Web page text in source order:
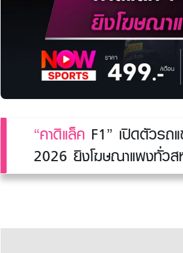
“คาดิแล็ค F1” เปิดตัวรถ
2026 ยิงโฆษณาแพงทั่วส